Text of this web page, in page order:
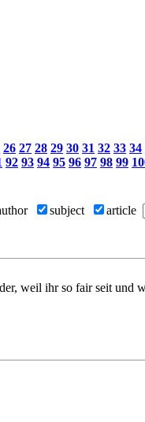
26 27 28 29 30 31 32 33 34
92 93 94 95 96 97 98 99
subject article
weil ihr so fair seit und